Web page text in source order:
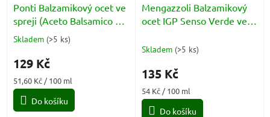
Ponti Balzamikový ocet ve
spreji (Aceto Balsamico di
Modena Spray) 250ml
Průměrné
produktu
5,0
5
Skladem (>5 ks)
129 Kč
Měrná
cena:
51,60 Kč / 100 ml
Do košíku
Mengazzoli Balzamikový
ocet IGP Senso Verde ve
Modena Spray 250ml
Skladem (>5 ks)
135 Kč
Měrná
cena:
54 Kč / 100 ml
Do košíku